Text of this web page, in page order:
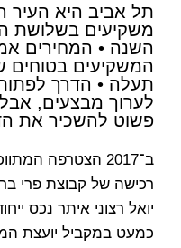
תל אביב היא העיר
משקיעים בשלושת
השנה • המחירים
המשקיעים בטוחים
תעלה • הדרך
לערוך מבצעים,
פשוט להשכיר את
ב־2017 הצטרפה
רכישה של קבוצת פרי
יואל רצוני איתר נכס
כמעט במקביל יועצת